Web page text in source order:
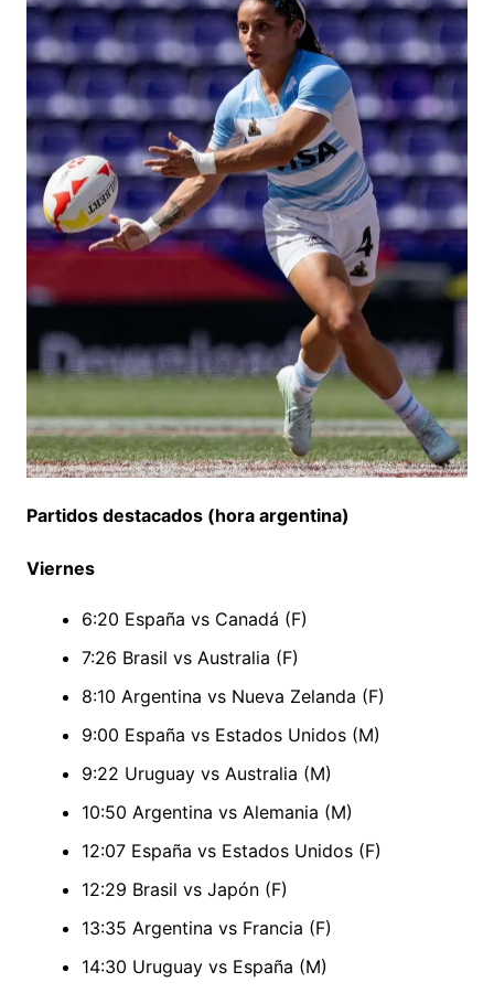
Partidos destacados (hora argentina)
Viernes
6:20 España vs Canadá (F)
7:26 Brasil vs Australia (F)
8:10 Argentina vs Nueva Zelanda (F)
9:00 España vs Estados Unidos (M)
9:22 Uruguay vs Australia (M)
10:50 Argentina vs Alemania (M)
12:07 España vs Estados Unidos (F)
12:29 Brasil vs Japón (F)
13:35 Argentina vs Francia (F)
14:30 Uruguay vs España (M)